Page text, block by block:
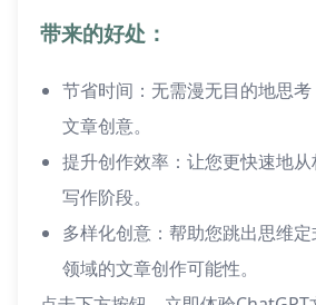
带来的好处：
节省时间：无需漫无目的地思
文章创意。
提升创作效率：让您更快速地
写作阶段。
多样化创意：帮助您跳出思维
领域的文章创作可能性。